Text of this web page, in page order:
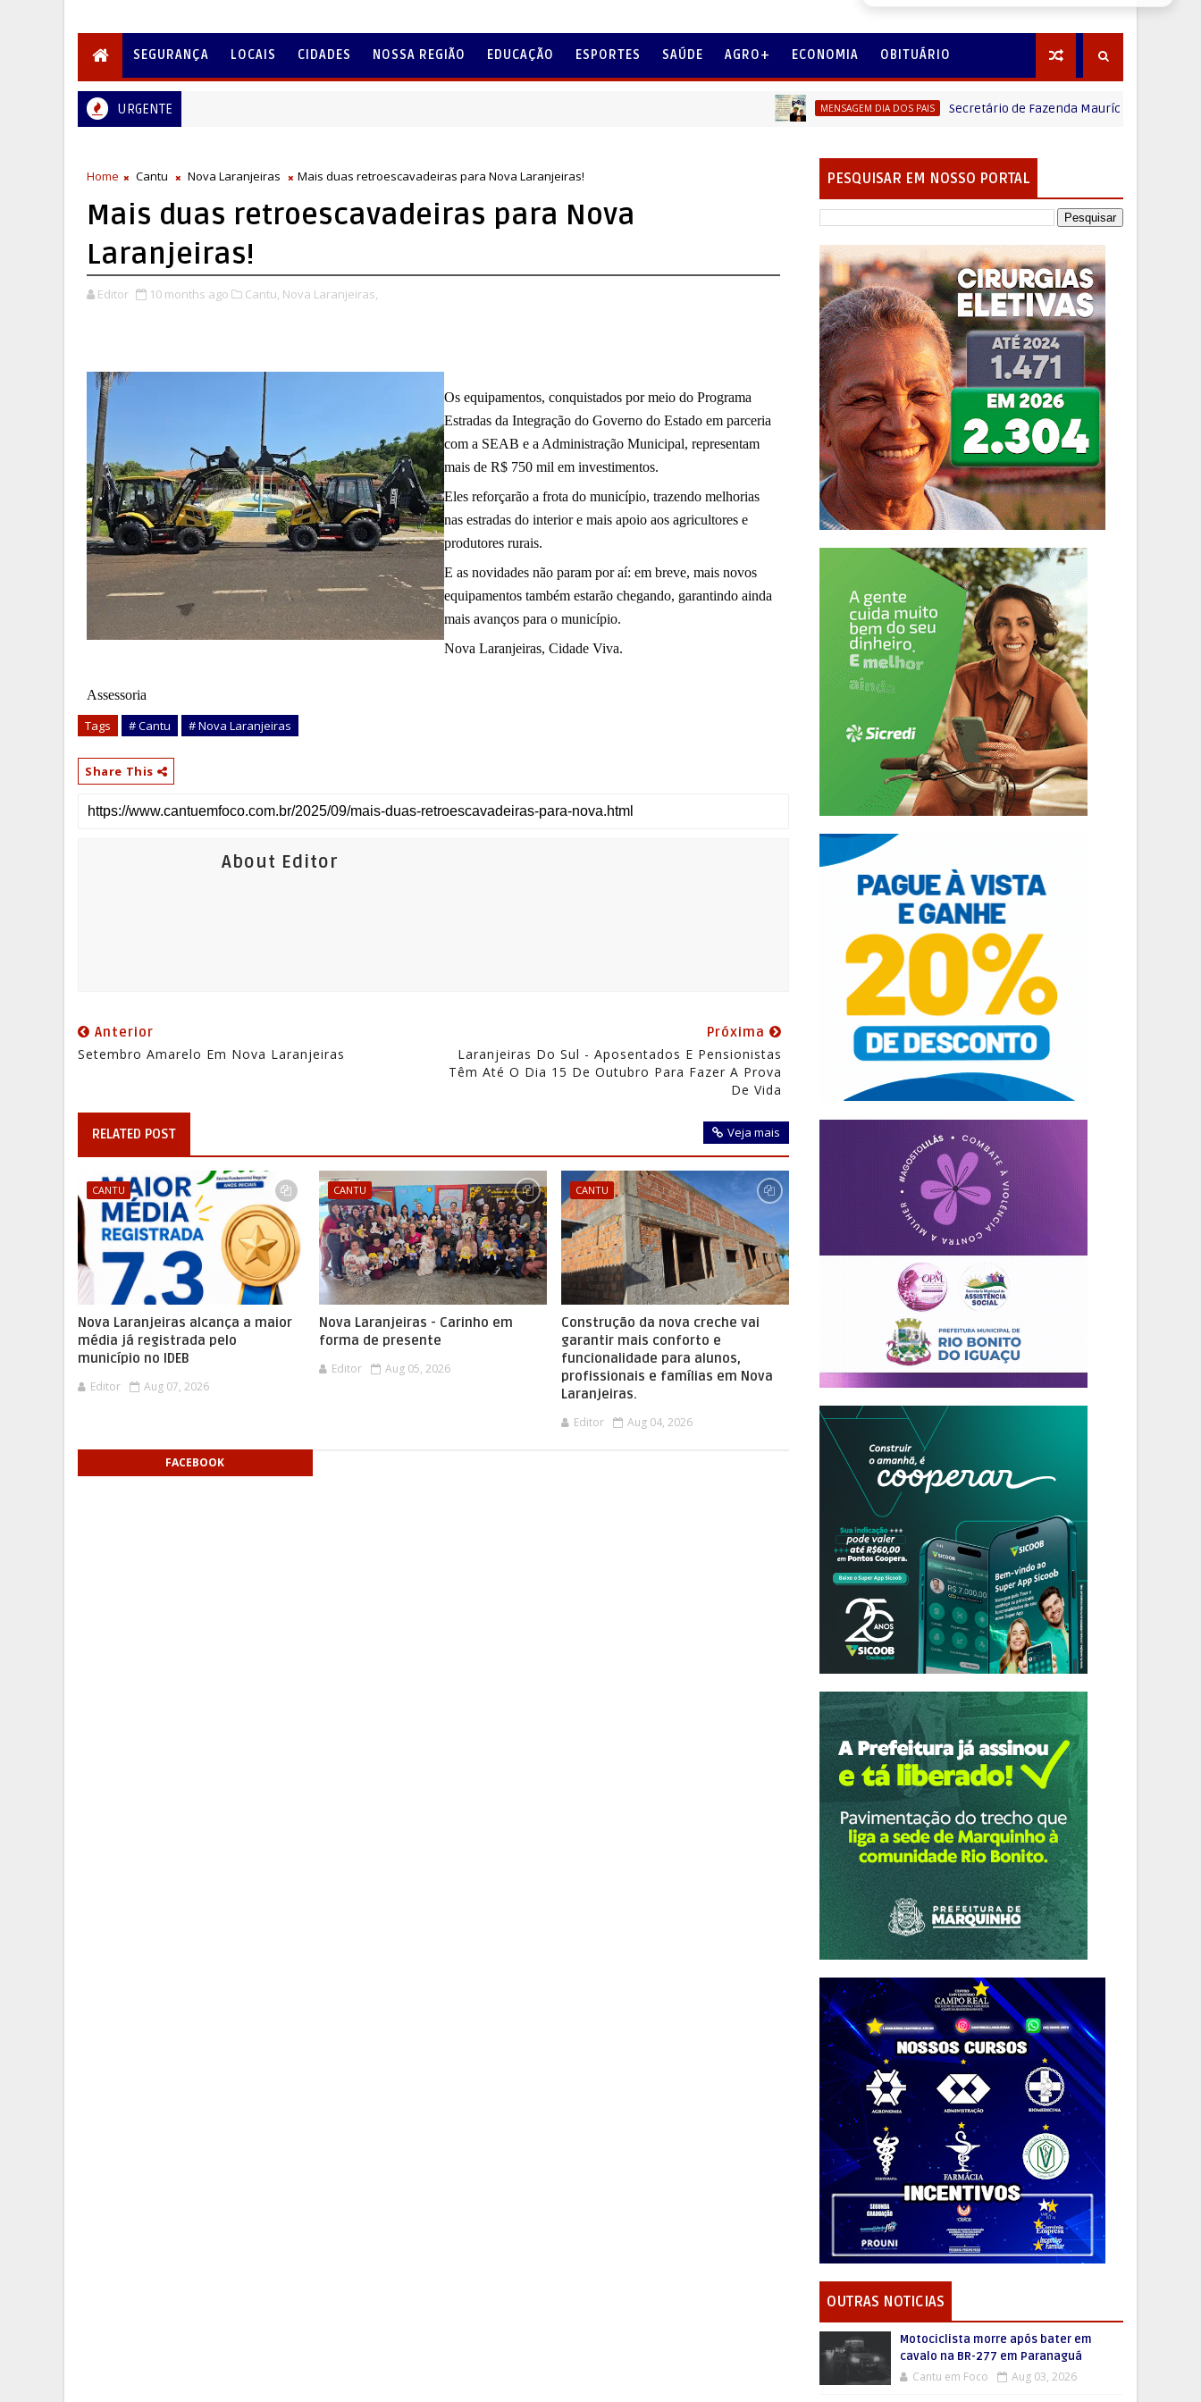
SEGURANÇA LOCAIS CIDADES NOSSA REGIÃO EDUCAÇÃO ESPORTES SAÚDE AGRO+ ECONOMIA OBITUÁRIO
URGENTE MENSAGEM DIA DOS PAIS Secretário de Fazenda Maurício Osciany deseja um
Home Cantu Nova Laranjeiras Mais duas retroescavadeiras para Nova Laranjeiras!
Mais duas retroescavadeiras para Nova
Laranjeiras!
Editor 10 months ago Cantu, Nova Laranjeiras,
Os equipamentos, conquistados por meio do Programa
Estradas da Integração do Governo do Estado em parceria
com a SEAB e a Administração Municipal, representam
mais de R$ 750 mil em investimentos.
Eles reforçarão a frota do município, trazendo melhorias
nas estradas do interior e mais apoio aos agricultores e
produtores rurais.
E as novidades não param por aí: em breve, mais novos
equipamentos também estarão chegando, garantindo ainda
mais avanços para o município.
Nova Laranjeiras, Cidade Viva.
Assessoria
Tags # Cantu # Nova Laranjeiras
Share This
About Editor
Anterior
Setembro Amarelo Em Nova Laranjeiras
Próxima
Laranjeiras Do Sul - Aposentados E Pensionistas
Têm Até O Dia 15 De Outubro Para Fazer A Prova
De Vida
RELATED POST Veja mais
CANTU
Nova Laranjeiras alcança a maior
média já registrada pelo
município no IDEB
Editor Aug 07, 2026
CANTU
Nova Laranjeiras - Carinho em
forma de presente
Editor Aug 05, 2026
CANTU
Construção da nova creche vai
garantir mais conforto e
funcionalidade para alunos,
profissionais e famílias em Nova
Laranjeiras.
Editor Aug 04, 2026
FACEBOOK
PESQUISAR EM NOSSO PORTAL
OUTRAS NOTICIAS
Motociclista morre após bater em
cavalo na BR-277 em Paranaguá
Cantu em Foco Aug 03, 2026